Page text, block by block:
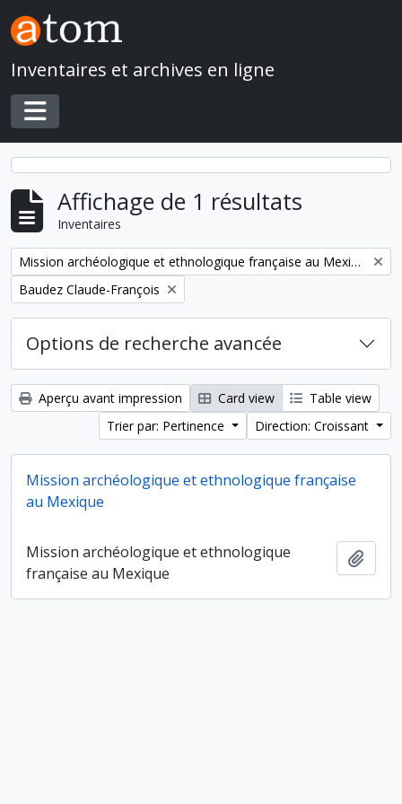
Skip to main content
Inventaires et archives en ligne
Toggle navigation
Affichage de 1 résultats
Inventaires
Remove filter:
Mission archéologique et ethnologique française au Mexique
Remove filter:
Baudez Claude-François
Options de recherche avancée
Aperçu avant impression Card view
Table view
Trier par: Pertinence
Direction: Croissant
Mission archéologique et ethnologique française
au Mexique
Mission archéologique et ethnologique
française au Mexique